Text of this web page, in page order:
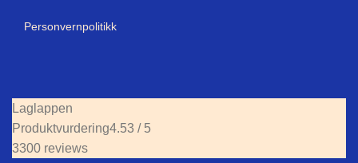
Personvernpolitikk
Laglappen
Produktvurdering4.53 / 5
3300 reviews